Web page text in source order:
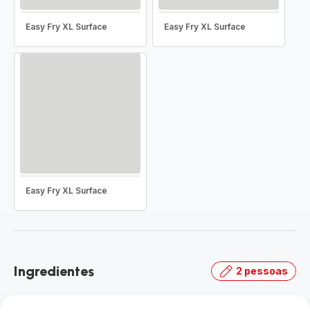
Easy Fry XL Surface Easy Fry XL Surface
Easy Fry XL Surface
Ingredientes 2 pessoas